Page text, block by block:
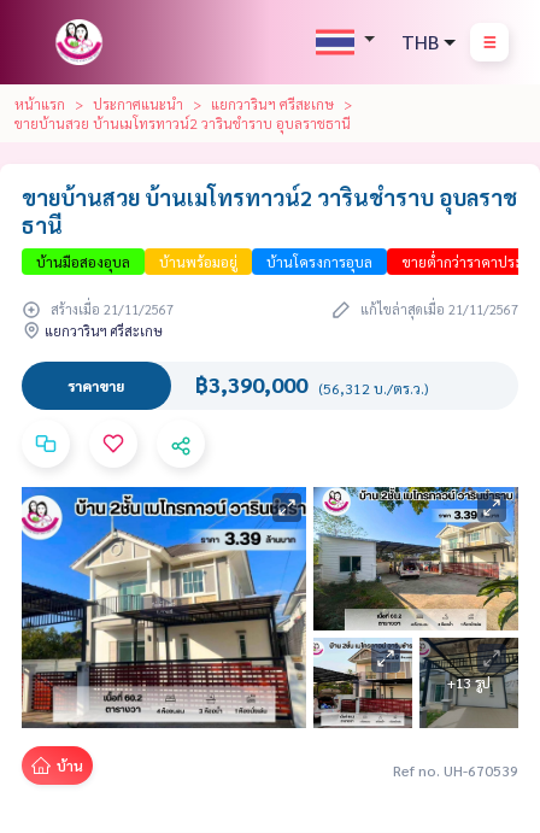
THB
หน้าแรก ประกาศแนะนำ
แยกวารินฯ ศรีสะเกษ
ขายบ้านสวย บ้านเมโทรทาวน์2 วารินชำราบ อุบลราชธานี
ขายบ้านสวย บ้านเมโทรทาวน์2 วารินชำราบ อุบลราช
ธานี
บ้านมือสองอุบล บ้านพร้อมอยู่ บ้านโครงการอุบล ขายต่ำกว่าราคาประเ
สร้างเมื่อ 21/11/2567
แก้ไขล่าสุดเมื่อ 21/11/2567
แยกวารินฯ ศรีสะเกษ
ราคาขาย ฿3,390,000 (56,312 บ./ตร.ว.)
+13 รูป
บ้าน Ref no. UH-670539